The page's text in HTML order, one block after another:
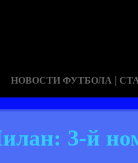
НОВОСТИ ФУТБОЛА |
3-й